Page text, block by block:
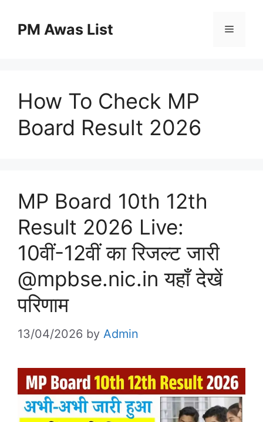
PM Awas List Menu
How To Check MP
Board Result 2026
MP Board 10th 12th
Result 2026 Live:
10वीं-12वीं का रिजल्ट जारी
@mpbse.nic.in यहाँ देखें
परिणाम
13/04/2026 by Admin